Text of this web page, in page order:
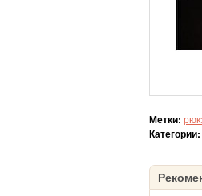
Метки:
Категории: